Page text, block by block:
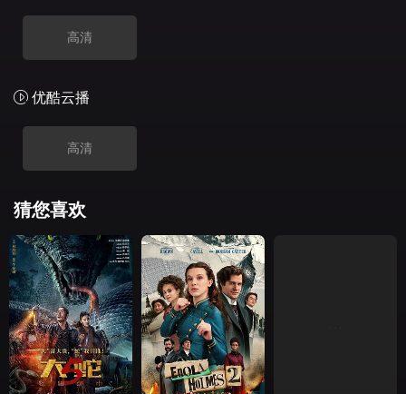
高清
优酷云播
高清
猜您喜欢